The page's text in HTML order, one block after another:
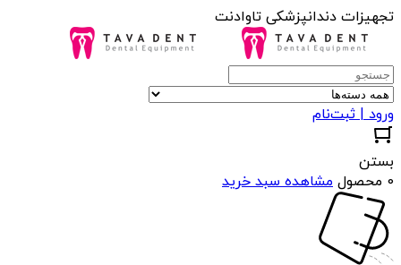
تجهیزات دندانپزشکی تاوادنت
ورود | ثبت‌نام
بستن
0 محصول
مشاهده سبد خرید